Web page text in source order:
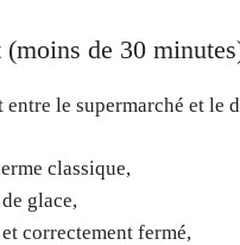
(moins de 30
le supermarché et le
classique,
glace,
correctement fermé,